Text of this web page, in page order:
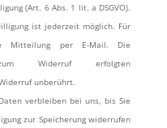
(Art. 6 Abs. 1 lit. a DSGVO).
ist jederzeit möglich. Für
Mitteilung per E-Mail. Die
Widerruf erfolgten
unberührt.
verbleiben bei uns, bis Sie
zur Speicherung widerrufen